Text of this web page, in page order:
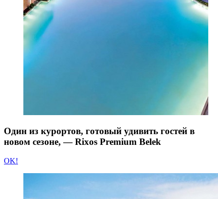
Один из курортов, готовый удивить гостей в
новом сезоне, — Rixos Premium Belek
OK!